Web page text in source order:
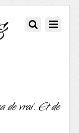
de vrai. Et de